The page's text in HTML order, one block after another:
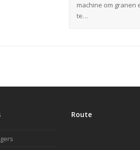
machine om granen
te…
Route